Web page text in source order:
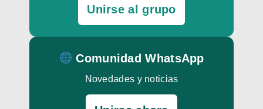
Unirse al grupo
Comunidad WhatsApp
Novedades y noticias